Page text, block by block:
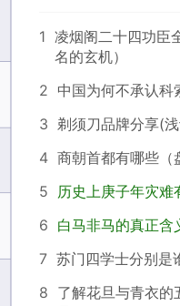
1 凌烟阁二十四功臣
名的玄机）
2 中国为何不承认科
3 剃须刀品牌分享(
4 商朝首都有哪些（
5 历史上庚子年灾难
6 白马非马的真正含
7 苏门四学士分别是
8 了解花旦与青衣的